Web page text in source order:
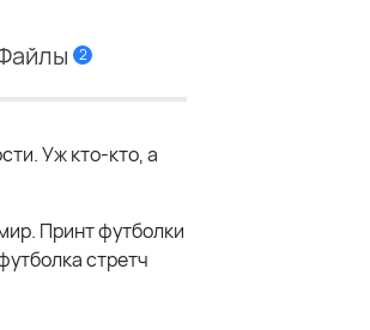
2
Уж кто-кто, а
Принт футболки
стретч